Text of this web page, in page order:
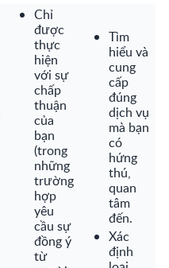
Chỉ
được
thực
hiện
với sự
chấp
thuận
của
bạn
(trong
những
trường
hợp
yêu
cầu sự
đồng ý
từ
Tìm
hiểu và
cung
cấp
đúng
dịch vụ
mà bạn
có
hứng
thú,
quan
tâm
đến.
Xác
định